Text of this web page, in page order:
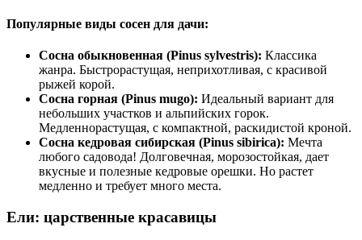
Популярные виды сосен для дачи:
Сосна обыкновенная (Pinus sylvestris): Классика
жанра. Быстрорастущая, неприхотливая, с красивой
рыжей корой.
Сосна горная (Pinus mugo): Идеальный вариант для
небольших участков и альпийских горок.
Медленнорастущая, с компактной, раскидистой кроной.
Сосна кедровая сибирская (Pinus sibirica): Мечта
любого садовода! Долговечная, морозостойкая, дает
вкусные и полезные кедровые орешки. Но растет
медленно и требует много места.
Ели: царственные красавицы